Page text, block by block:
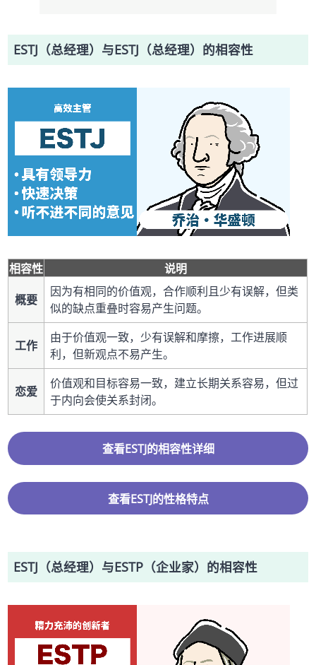
ESTJ（总经理）与ESTJ（总经理）的相容性
相容性
说明
概要
因为有相同的价值观，合作顺利且少有误解，但类
似的缺点重叠时容易产生问题。
工作
由于价值观一致，少有误解和摩擦，工作进展顺
利，但新观点不易产生。
恋爱
价值观和目标容易一致，建立长期关系容易，但过
于内向会使关系封闭。
查看ESTJ的相容性详细
查看ESTJ的性格特点
ESTJ（总经理）与ESTP（企业家）的相容性